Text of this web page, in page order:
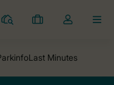
Parken
Mijn
Open
mijn